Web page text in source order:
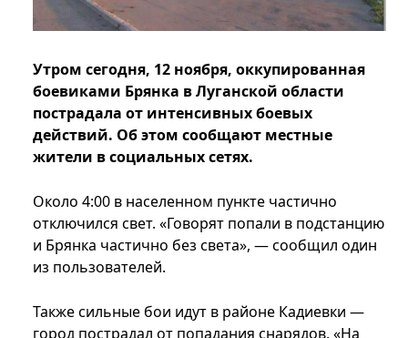
Утром сегодня, 12 ноября, оккупированная
боевиками Брянка в Луганской области
пострадала от интенсивных боевых
действий. Об этом сообщают местные
жители в социальных сетях.
Около 4:00 в населенном пункте частично
отключился свет. «Говорят попали в подстанцию
и Брянка частично без света», — сообщил один
из пользователей.
Также сильные бои идут в районе Кадиевки —
город пострадал от попадания снарядов. «На